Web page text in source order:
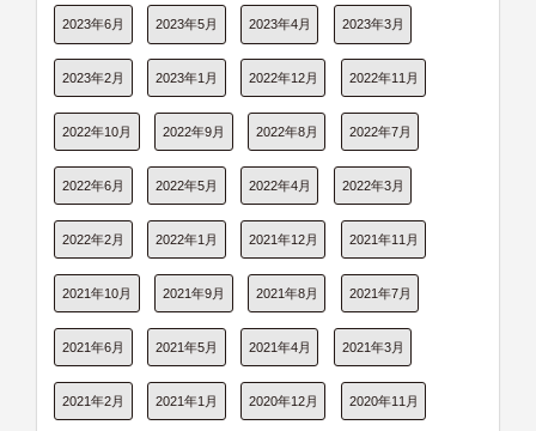
2023年6月 2023年5月 2023年4月 2023年3月
2023年2月 2023年1月 2022年12月 2022年11月
2022年10月 2022年9月 2022年8月 2022年7月
2022年6月 2022年5月 2022年4月 2022年3月
2022年2月 2022年1月 2021年12月 2021年11月
2021年10月 2021年9月 2021年8月 2021年7月
2021年6月 2021年5月 2021年4月 2021年3月
2021年2月 2021年1月 2020年12月 2020年11月